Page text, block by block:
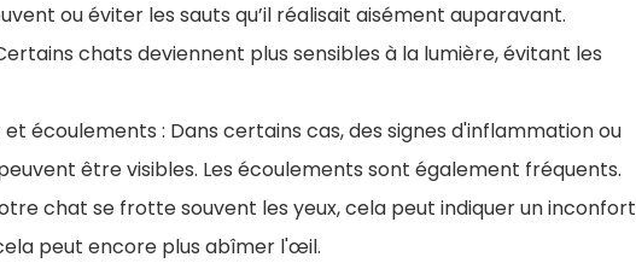
ou éviter les sauts qu’il réalisait aisément auparavant.
chats deviennent plus sensibles à la lumière, évitant les
écoulements : Dans certains cas, des signes d'inflammation ou
être visibles. Les écoulements sont également fréquents.
chat se frotte souvent les yeux, cela peut indiquer un inconfort
peut encore plus abîmer l'œil.